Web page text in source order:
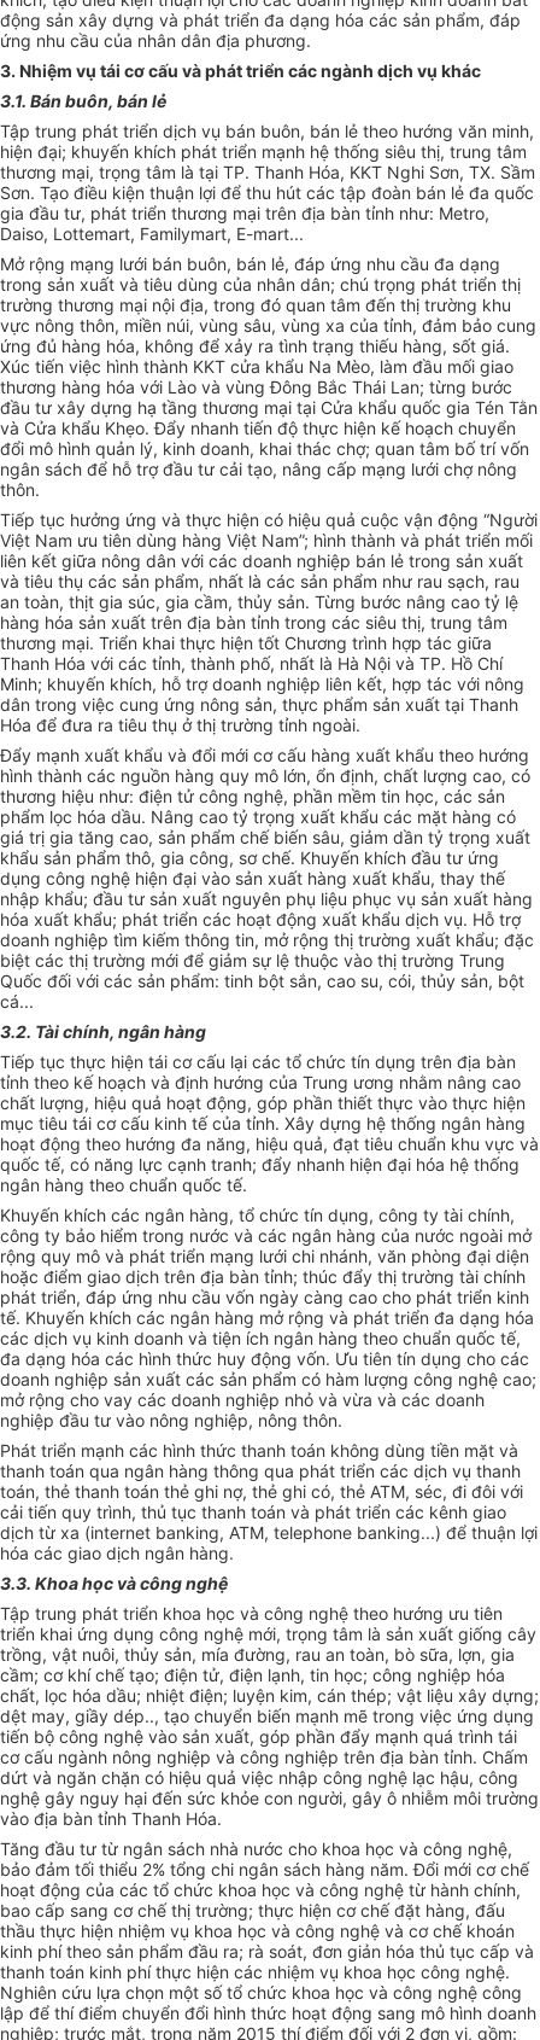
động sản xây dựng và phát triển đa dạng hóa các sản phẩm, đáp
ứng nhu cầu của nhân dân địa phương.
3. Nhiệm vụ tái cơ cấu và phát triển các ngành dịch vụ khác
3.1. Bán buôn, bán lẻ
Tập trung phát triển dịch vụ bán buôn, bán lẻ theo hướng văn minh,
hiện đại; khuyến khích phát triển mạnh hệ thống siêu thị, trung tâm
thương mại, trọng tâm là tại TP. Thanh Hóa, KKT Nghi Sơn, TX. Sầm
Sơn. Tạo điều kiện thuận lợi để thu hút các tập đoàn bán lẻ đa quốc
gia đầu tư, phát triển thương mại trên địa bàn tỉnh như: Metro,
Daiso, Lottemart, Familymart, E-mart...
Mở rộng mạng lưới bán buôn, bán lẻ, đáp ứng nhu cầu đa dạng
trong sản xuất và tiêu dùng của nhân dân; chú trọng phát triển thị
trường thương mại nội địa, trong đó quan tâm đến thị trường khu
vực nông thôn, miền núi, vùng sâu, vùng xa của tỉnh, đảm bảo cung
ứng đủ hàng hóa, không để xảy ra tình trạng thiếu hàng, sốt giá.
Xúc tiến việc hình thành KKT cửa khẩu Na Mèo, làm đầu mối giao
thương hàng hóa với Lào và vùng Đông Bắc Thái Lan; từng bước
đầu tư xây dựng hạ tầng thương mại tại Cửa khẩu quốc gia Tén Tằn
và Cửa khẩu Khẹo. Đẩy nhanh tiến độ thực hiện kế hoạch chuyển
đổi mô hình quản lý, kinh doanh, khai thác chợ; quan tâm bố trí vốn
ngân sách để hỗ trợ đầu tư cải tạo, nâng cấp mạng lưới chợ nông
thôn.
Tiếp tục hưởng ứng và thực hiện có hiệu quả cuộc vận động “Người
Việt Nam ưu tiên dùng hàng Việt Nam”; hình thành và phát triển mối
liên kết giữa nông dân với các doanh nghiệp bán lẻ trong sản xuất
và tiêu thụ các sản phẩm, nhất là các sản phẩm như rau sạch, rau
an toàn, thịt gia súc, gia cầm, thủy sản. Từng bước nâng cao tỷ lệ
hàng hóa sản xuất trên địa bàn tỉnh trong các siêu thị, trung tâm
thương mại. Triển khai thực hiện tốt Chương trình hợp tác giữa
Thanh Hóa với các tỉnh, thành phố, nhất là Hà Nội và TP. Hồ Chí
Minh; khuyến khích, hỗ trợ doanh nghiệp liên kết, hợp tác với nông
dân trong việc cung ứng nông sản, thực phẩm sản xuất tại Thanh
Hóa để đưa ra tiêu thụ ở thị trường tỉnh ngoài.
Đẩy mạnh xuất khẩu và đổi mới cơ cấu hàng xuất khẩu theo hướng
hình thành các nguồn hàng quy mô lớn, ổn định, chất lượng cao, có
thương hiệu như: điện tử công nghệ, phần mềm tin học, các sản
phẩm lọc hóa dầu. Nâng cao tỷ trọng xuất khẩu các mặt hàng có
giá trị gia tăng cao, sản phẩm chế biến sâu, giảm dần tỷ trọng xuất
khẩu sản phẩm thô, gia công, sơ chế. Khuyến khích đầu tư ứng
dụng công nghệ hiện đại vào sản xuất hàng xuất khẩu, thay thế
nhập khẩu; đầu tư sản xuất nguyên phụ liệu phục vụ sản xuất hàng
hóa xuất khẩu; phát triển các hoạt động xuất khẩu dịch vụ. Hỗ trợ
doanh nghiệp tìm kiếm thông tin, mở rộng thị trường xuất khẩu; đặc
biệt các thị trường mới để giảm sự lệ thuộc vào thị trường Trung
Quốc đối với các sản phẩm: tinh bột sắn, cao su, cói, thủy sản, bột
cá...
3.2. Tài chính, ngân hàng
Tiếp tục thực hiện tái cơ cấu lại các tổ chức tín dụng trên địa bàn
tỉnh theo kế hoạch và định hướng của Trung ương nhằm nâng cao
chất lượng, hiệu quả hoạt động, góp phần thiết thực vào thực hiện
mục tiêu tái cơ cấu kinh tế của tỉnh. Xây dựng hệ thống ngân hàng
hoạt động theo hướng đa năng, hiệu quả, đạt tiêu chuẩn khu vực và
quốc tế, có năng lực cạnh tranh; đẩy nhanh hiện đại hóa hệ thống
ngân hàng theo chuẩn quốc tế.
Khuyến khích các ngân hàng, tổ chức tín dụng, công ty tài chính,
công ty bảo hiểm trong nước và các ngân hàng của nước ngoài mở
rộng quy mô và phát triển mạng lưới chi nhánh, văn phòng đại diện
hoặc điểm giao dịch trên địa bàn tỉnh; thúc đẩy thị trường tài chính
phát triển, đáp ứng nhu cầu vốn ngày càng cao cho phát triển kinh
tế. Khuyến khích các ngân hàng mở rộng và phát triển đa dạng hóa
các dịch vụ kinh doanh và tiện ích ngân hàng theo chuẩn quốc tế,
đa dạng hóa các hình thức huy động vốn. Ưu tiên tín dụng cho các
doanh nghiệp sản xuất các sản phẩm có hàm lượng công nghệ cao;
mở rộng cho vay các doanh nghiệp nhỏ và vừa và các doanh
nghiệp đầu tư vào nông nghiệp, nông thôn.
Phát triển mạnh các hình thức thanh toán không dùng tiền mặt và
thanh toán qua ngân hàng thông qua phát triển các dịch vụ thanh
toán, thẻ thanh toán thẻ ghi nợ, thẻ ghi có, thẻ ATM, séc, đi đôi với
cải tiến quy trình, thủ tục thanh toán và phát triển các kênh giao
dịch từ xa (internet banking, ATM, telephone banking...) để thuận lợi
hóa các giao dịch ngân hàng.
3.3. Khoa học và công nghệ
Tập trung phát triển khoa học và công nghệ theo hướng ưu tiên
triển khai ứng dụng công nghệ mới, trọng tâm là sản xuất giống cây
trồng, vật nuôi, thủy sản, mía đường, rau an toàn, bò sữa, lợn, gia
cầm; cơ khí chế tạo; điện tử, điện lạnh, tin học; công nghiệp hóa
chất, lọc hóa dầu; nhiệt điện; luyện kim, cán thép; vật liệu xây dựng;
dệt may, giầy dép.., tạo chuyển biến mạnh mẽ trong việc ứng dụng
tiến bộ công nghệ vào sản xuất, góp phần đẩy mạnh quá trình tái
cơ cấu ngành nông nghiệp và công nghiệp trên địa bàn tỉnh. Chấm
dứt và ngăn chặn có hiệu quả việc nhập công nghệ lạc hậu, công
nghệ gây nguy hại đến sức khỏe con người, gây ô nhiễm môi trường
vào địa bàn tỉnh Thanh Hóa.
Tăng đầu tư từ ngân sách nhà nước cho khoa học và công nghệ,
bảo đảm tối thiểu 2% tổng chi ngân sách hàng năm. Đổi mới cơ chế
hoạt động của các tổ chức khoa học và công nghệ từ hành chính,
bao cấp sang cơ chế thị trường; thực hiện cơ chế đặt hàng, đấu
thầu thực hiện nhiệm vụ khoa học và công nghệ và cơ chế khoán
kinh phí theo sản phẩm đầu ra; rà soát, đơn giản hóa thủ tục cấp và
thanh toán kinh phí thực hiện các nhiệm vụ khoa học công nghệ.
Nghiên cứu lựa chọn một số tổ chức khoa học và công nghệ công
lập để thí điểm chuyển đổi hình thức hoạt động sang mô hình doanh
nghiệp; trước mắt, trong năm 2015 thí điểm đối với 2 đơn vị, gồm: